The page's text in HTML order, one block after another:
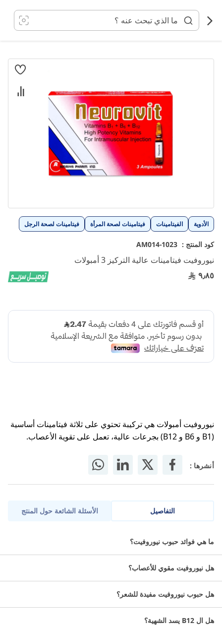
المحتوى
الأدوية الفيتامينات فيتامينات لصحة المرأة فيتامينات لصحة الرجل
كود المنتج : 1023-AM014
نيوروفيت فيتامينات عالية التركيز 3 أمبولات
٩٫٨٥
نيوروفيت أمبولات هي تركيبة تحتوي على ثلاثة فيتامينات أساسية
(B1 و B6 و B12) بجرعات عالية، تعمل على تقوية الأعصاب.
أنشرها :
انتقل
تخطي
إلى
بداية
معرض
الصور
التفاصيل
نيوروفيت فيتامينات متعددة لدعم صحة الأعصاب.
معلومات عن نيوروفيت:
التصنيف الدوائي: المكملات الغذائية.
عدد الأمبولات: 3 أمبولات.
الأسئلة الشائعة حول المنتج
ما هي فوائد حبوب نيوروفيت؟
هل نيوروفيت مقوي للأعصاب؟
هل حبوب نيوروفيت مفيدة للشعر؟
هل ال B12 يسد الشهية؟